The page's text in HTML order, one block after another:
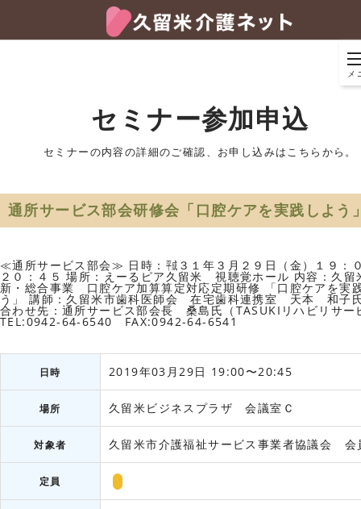
メ
セミナー参加申込
セミナーの内容の詳細のご確認、お申し込みはこちらから。
通所サービス部会研修会「口腔ケアを実践しよう
≪通所サービス部会≫ 日時：㍻３１年３月２９日（金）１９：
２０：４５ 場所：えーるピア久留米 視聴覚ホール 内容：久
新・総合事業 口腔ケア加算算定対応定期研修 「口腔ケアを実
う」 講師：久留米市歯科医師会 在宅歯科連携室 天本 和子
合わせ先：通所サービス部会長 桑島氏（TASUKIリハビリサー
TEL:0942-64-6540 FAX:0942-64-6541
日時 2019年03月29日 19:00〜20:45
場所 久留米ビジネスプラザ 会議室Ｃ
対象者 久留米市介護福祉サービス事業者協議会 会
定員